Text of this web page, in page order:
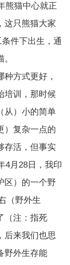
熊猫中心就正
这只熊猫大家
件下出生，通
方式更好，
训，那时候
从）小的简单
）复杂一点的
存活，但事实
4月28日，我印
区）的一个野
（野外生
（注：指死
后来我们也思
野外生存能